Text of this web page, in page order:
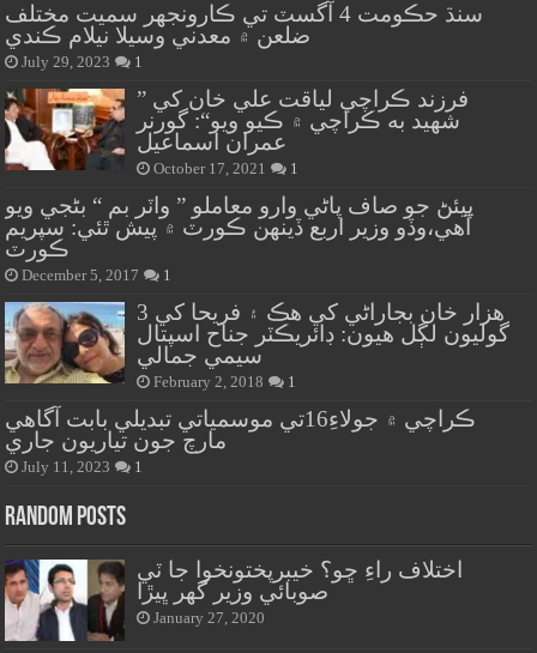
سنڌ حڪومت 4 آگسٽ تي ڪارونجهر سميت مختلف
ضلعن ۾ معدني وسيلا نيلام ڪندي
July 29, 2023 1
” فرزند ڪراچي لياقت علي خان کي
شهيد به ڪراچي ۾ ڪيو ويو“: گورنر
عمران اسماعيل
October 17, 2021 1
پيئڻ جو صاف پاڻي وارو معاملو ” واٽر بم “ بڻجي ويو
آهي،وڏو وزير اربع ڏينهن ڪورٽ ۾ پيش ٿئي: سپريم
ڪورٽ
December 5, 2017 1
هزار خان بجاراڻي کي هڪ ۽ فريحا کي 3
گوليون لڳل هيون: ڊائريڪٽر جناح اسپتال
سيمي جمالي
February 2, 2018 1
ڪراچي ۾ جولاءِ16تي موسمياتي تبديلي بابت آگاهي
مارچ جون تياريون جاري
July 11, 2023 1
Random Posts
اختلاف راءِ ڇو؟ خيبرپختونخوا جا ٽي
صوبائي وزير گهر ڀيڙا
January 27, 2020